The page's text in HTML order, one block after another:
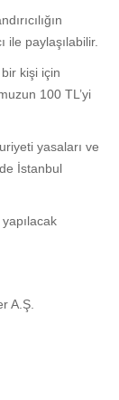
paylaşılabilir.
kişi için
100 TL’yi
yasaları ve
İstanbul
A.Ş.